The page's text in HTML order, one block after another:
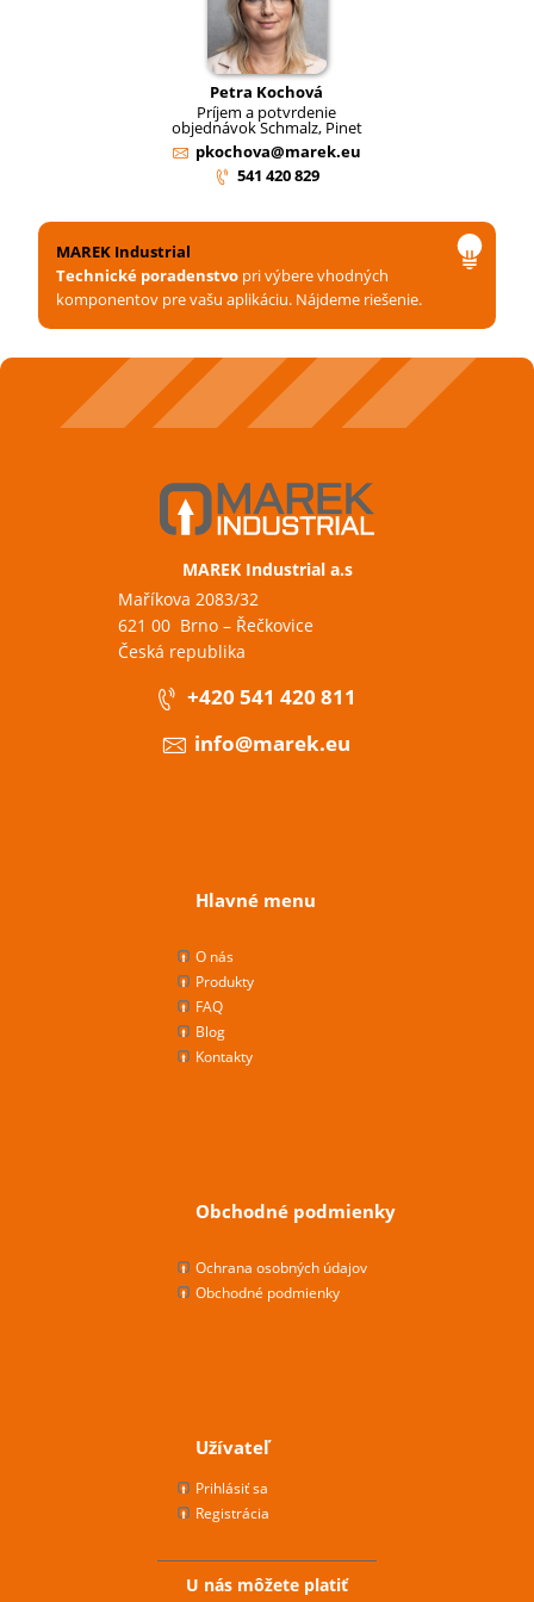
Petra Kochová
Príjem a potvrdenie
objednávok Schmalz, Pinet
pkochova@marek.eu
541 420 829
MAREK Industrial
Technické poradenstvo pri výbere vhodných
komponentov pre vašu aplikáciu. Nájdeme riešenie.
MAREK Industrial a.s
Maříkova 2083/32
621 00 Brno – Řečkovice
Česká republika
+420 541 420 811
info@marek.eu
Hlavné menu
O nás
Produkty
FAQ
Blog
Kontakty
Obchodné podmienky
Ochrana osobných údajov
Obchodné podmienky
Užívateľ
Prihlásiť sa
Registrácia
U nás môžete platiť